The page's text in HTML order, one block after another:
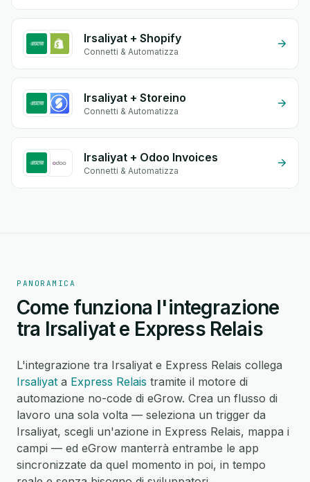
Irsaliyat + Shopify
Connetti & Automatizza
Irsaliyat + Storeino
Connetti & Automatizza
Irsaliyat + Odoo Invoices
Connetti & Automatizza
PANORAMICA
Come funziona l'integrazione
tra Irsaliyat e Express Relais
L'integrazione tra Irsaliyat e Express Relais collega
Irsaliyat a Express Relais tramite il motore di
automazione no-code di eGrow. Crea un flusso di
lavoro una sola volta — seleziona un trigger da
Irsaliyat, scegli un'azione in Express Relais, mappa i
campi — ed eGrow manterrà entrambe le app
sincronizzate da quel momento in poi, in tempo